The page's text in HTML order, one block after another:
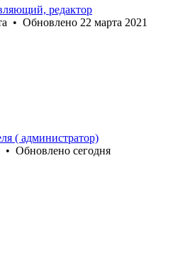
редактор
• Обновлено 22 марта 2021
( администратор)
• Обновлено сегодня